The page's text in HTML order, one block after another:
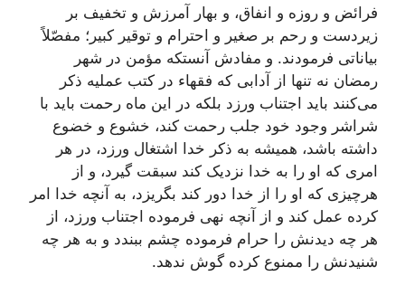
فرائض‌ و روزه‌ و انفاق‌، و بهار آمرزش‌ و تخفیف‌ بر
زیردست‌ و رحم‌ بر صغیر و احترام‌ و توقیر کبیر؛ مفصّلاً
بیاناتی‌ فرمودند. و مفادش‌ آنستکه‌ مؤمن‌ در شهر
رمضان‌ نه‌ تنها از آدابی‌ که‌ فقهاء در کتب‌ عملیه‌ ذکر
می‌کنند باید اجتناب‌ ورزد بلکه‌ در این‌ ماه‌ رحمت‌ باید با
شراشر وجود خود جلب‌ رحمت‌ کند، خشوع‌ و خضوع‌
داشته‌ باشد، همیشه‌ به‌ ذکر خدا اشتغال‌ ورزد، در هر
امری‌ که‌ او را به‌ خدا نزدیک‌ کند سبقت‌ گیرد، و از
هرچیزی‌ که‌ او را از خدا دور کند بگریزد، به‌ آنچه‌ خدا امر
کرده‌ عمل‌ کند و از آنچه‌ نهی‌ فرموده‌ اجتناب‌ ورزد، از
هر چه‌ دیدنش‌ را حرام‌ فرموده‌ چشم‌ ببندد و به‌ هر چه‌
شنیدنش‌ را ممنوع‌ کرده‌ گوش‌ ندهد.